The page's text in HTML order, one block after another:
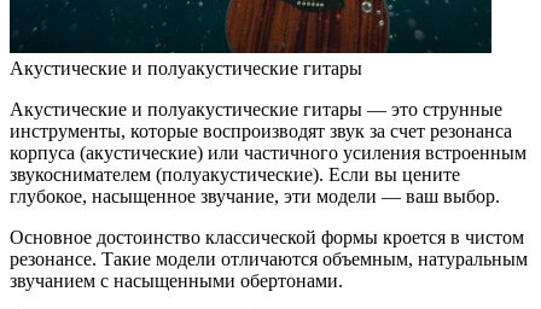
Акустические и полуакустические гитары
Акустические и полуакустические гитары — это струнные
инструменты, которые воспроизводят звук за счет резонанса
корпуса (акустические) или частичного усиления встроенным
звукоснимателем (полуакустические). Если вы цените
глубокое, насыщенное звучание, эти модели — ваш выбор.
Основное достоинство классической формы кроется в чистом
резонансе. Такие модели отличаются объемным, натуральным
звучанием с насыщенными обертонами.